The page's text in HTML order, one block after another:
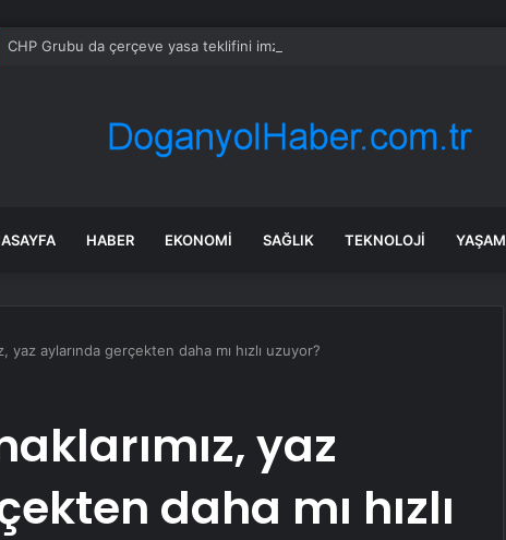
CHP Grubu da çerçeve yasa teklifini imzaladı
HABER EKONOMI SAĞLIK TEKNOLOJI YAŞAM
yaz aylarında gerçekten daha mı hızlı uzuyor?
yaz
daha mı hızlı